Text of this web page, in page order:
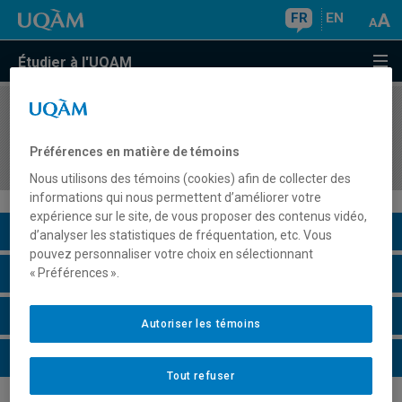
FR EN
Étudier à l'UQAM
COURS//
des réseaux sociaux
Description du cours
Horaire - Été 2026
Horaire - Automne 2026
Horaire - Hiver 2027
Préférences en matière de témoins
Nous utilisons des témoins (cookies) afin de collecter des
informations qui nous permettent d’améliorer votre
expérience sur le site, de vous proposer des contenus vidéo,
d’analyser les statistiques de fréquentation, etc. Vous
pouvez personnaliser votre choix en sélectionnant
« Préférences ».
Tout refuser
Autoriser les témoins